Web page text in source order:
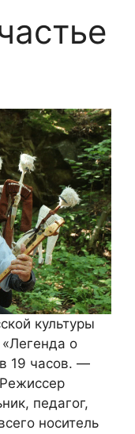
культуры
о
19 часов. —
педагог,
носитель